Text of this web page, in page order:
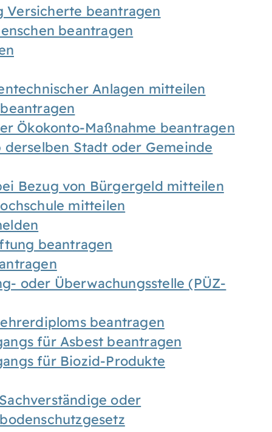
Versicherte beantragen
beantragen
Anlagen mitteilen
Ökokonto-Maßnahme beantragen
Stadt oder Gemeinde
Bezug von Bürgergeld mitteilen
mitteilen
beantragen
oder Überwachungsstelle (PÜZ-
beantragen
für Asbest beantragen
für Biozid-Produkte
oder